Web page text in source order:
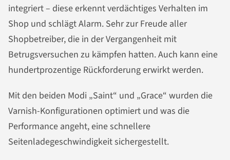
integriert – diese erkennt verdächtiges Verhalten im
Shop und schlägt Alarm. Sehr zur Freude aller
Shopbetreiber, die in der Vergangenheit mit
Betrugsversuchen zu kämpfen hatten. Auch kann eine
hundertprozentige Rückforderung erwirkt werden.
Mit den beiden Modi „Saint“ und „Grace“ wurden die
Varnish-Konfigurationen optimiert und was die
Performance angeht, eine schnellere
Seitenladegeschwindigkeit sichergestellt.